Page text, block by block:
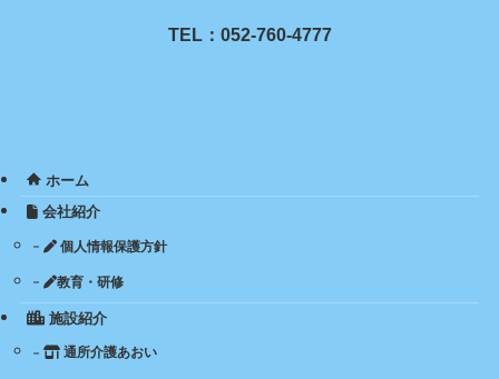
TEL：052-760-4777
ホーム
会社紹介
個人情報保護方針
教育・研修
施設紹介
通所介護あおい